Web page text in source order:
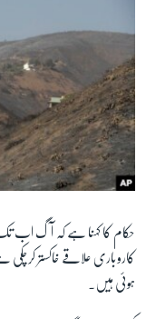
حکام کا کہنا ہے کہ آگ اب تک
کاروباری علاقے خاکستر
ہوئی ہیں۔